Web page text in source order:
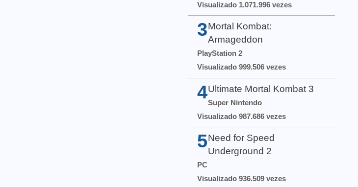
Visualizado 1.071.996 vezes
3 Mortal Kombat:
Armageddon
PlayStation 2
Visualizado 999.506 vezes
4 Ultimate Mortal Kombat 3
Super Nintendo
Visualizado 987.686 vezes
5 Need for Speed
Underground 2
PC
Visualizado 936.509 vezes